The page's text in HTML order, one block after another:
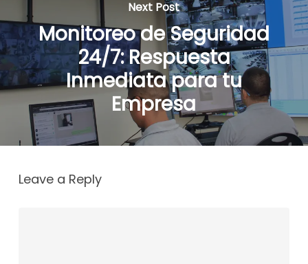
Next Post
Monitoreo de Seguridad
24/7: Respuesta
Inmediata para tu
Empresa
Leave a Reply